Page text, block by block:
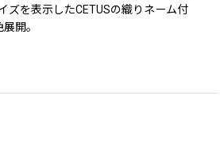
ズを表示したCETUSの織りネーム付
開。